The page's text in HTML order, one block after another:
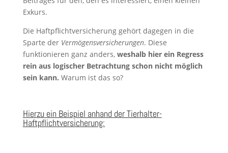
Exkurs.
Die Haftpflichtversicherung gehört dagegen in die
Sparte der Vermögensversicherungen. Diese
funktionieren ganz anders,weshalb hier ein Regress
rein aus logischer Betrachtung schon nicht möglich
sein kann. Warum ist das so?
Hierzu ein Beispiel anhand der Tierhalter-
Haftpflichtversicherung: